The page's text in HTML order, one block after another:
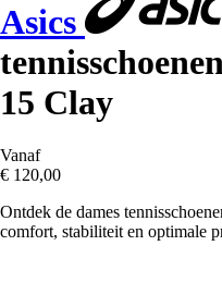
Asics
15 Clay
Vanaf
€ 120,00
Ontdek de dames
comfort, stabiliteit en optimale